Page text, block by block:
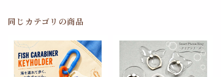
同じカテゴリの商品